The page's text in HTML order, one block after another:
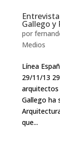
Gallego y
por
Medios
Línea
29/11/13
arquitectos
Gallego ha
que...